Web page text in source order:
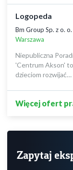
Logopeda
Bm Group Sp. z o. o.
Warszawa
Niepubliczna
'Centrum Akson'
dzieciom rozwijać…
Więcej ofert
Zapytaj